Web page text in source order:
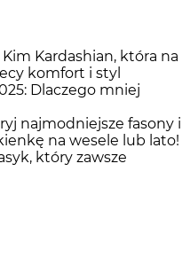
Kardashian, która na
komfort i styl
Dlaczego mniej
najmodniejsze fasony i
na wesele lub lato!
który zawsze